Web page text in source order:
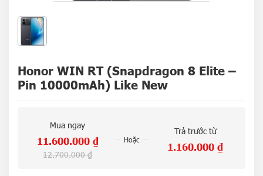
Honor WIN RT (Snapdragon 8 Elite –
Pin 10000mAh) Like New
Mua ngay
12.700.000₫
11.600.000 ₫ Hoặc
Trả trước từ
1.160.000₫